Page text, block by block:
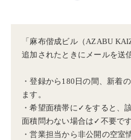
「麻布偕成ビル（AZABU
追加されたときにメールを送
・登録から180日の間、新着
ます。
・希望面積帯に✓をすると、
面積問わない場合は✓不要です
・営業担当から非公開の空室